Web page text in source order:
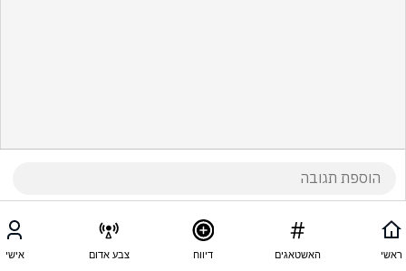
ראשי האשטאגים דיווח צבע אדום אישי